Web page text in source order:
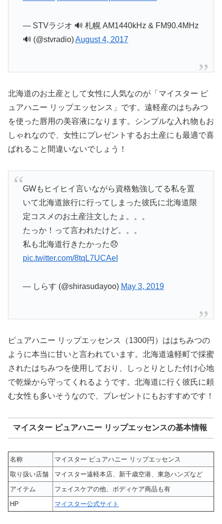
— STVラジオ 🔊 札幌 AM1440kHz & FM90.4MHz
🔊 (@stvradio)August 4, 2017
北海道のお土産として女性に人気なのが「マイスター ピ
ュアハニー リップエッセンス」です。遠軽産のはちみつ
を使った唇用の美容液になります。シンプルな入れ物もお
しゃれなので、女性にプレゼントするお土産にも最適で喜
ばれること間違いないでしょう！
GWもヒイヒイ言いながら資格勉強してる私を置
いて北海道旅行に行ってしまった彼氏に北海道限
定コスメのお土産注文したょ。。。
たっか！って言われたけど。。。
私も北海道行きたかった😞
pic.twitter.com/8tqL7UCAeI
— しらす (@shirasudayoo) May 3, 2019
ピュアハニー リップエッセンス（1300円）ははちみつの
ように本当に甘いと言われています。北海道遠軽町で採蜜
されたはちみつを使用しており、しっとりとした付け心地
で乾燥から守ってくれるようです。北海道に行く彼氏に頼
む女性も多いそうなので、プレゼントにもおすすめです！
マイスター ピュアハニー リップエッセンスの基本情報
名称
マイスター ピュアハニー リップエッセンス
取り扱い店舗
マイスター遠軽本店、新千歳空港、東急ハンズなど
アイテム
フェイスケアの他、ボディケア商品も有
HP
マイスター公式サイト